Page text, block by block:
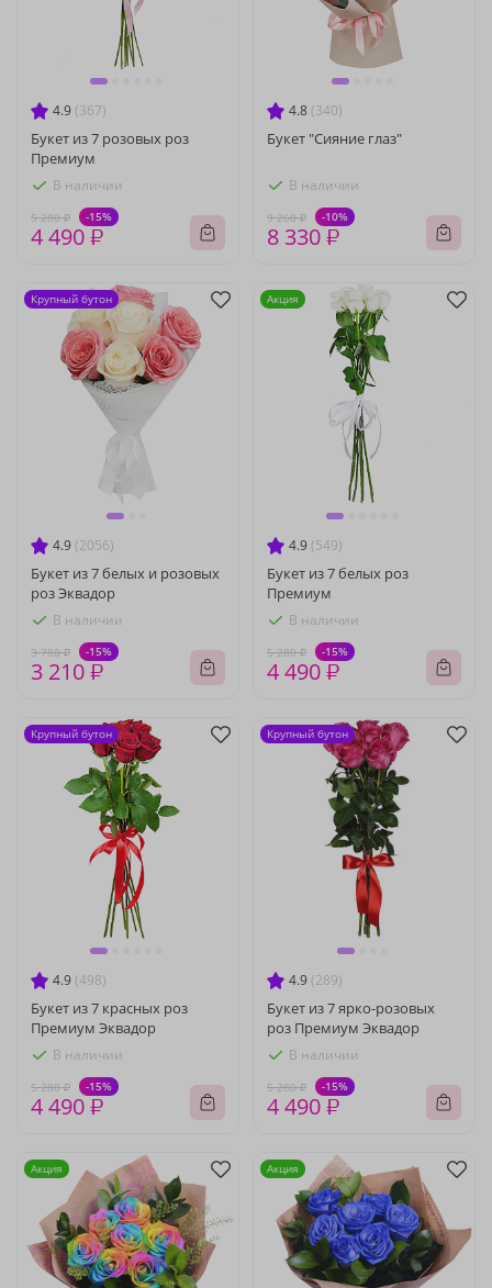
4.9 (367)
Букет из 7 розовых роз
Премиум
В наличии
5 280 ₽ -15%
4 490 ₽
4.8 (340)
Букет "Сияние глаз"
В наличии
9 260 ₽ -10%
8 330 ₽
4.9 (2056)
Букет из 7 белых и розовых
роз Эквадор
В наличии
3 780 ₽ -15%
3 210 ₽
Крупный бутон
4.9 (549)
Букет из 7 белых роз
Премиум
В наличии
5 280 ₽ -15%
4 490 ₽
Акция
4.9 (498)
Букет из 7 красных роз
Премиум Эквадор
В наличии
5 280 ₽ -15%
4 490 ₽
Крупный бутон
4.9 (289)
Букет из 7 ярко-розовых
роз Премиум Эквадор
В наличии
5 280 ₽ -15%
4 490 ₽
Крупный бутон
Акция Акция